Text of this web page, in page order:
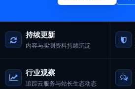
持续更新
内容与实测资料持续沉淀
行业观察
追踪云服务与站长生态动态